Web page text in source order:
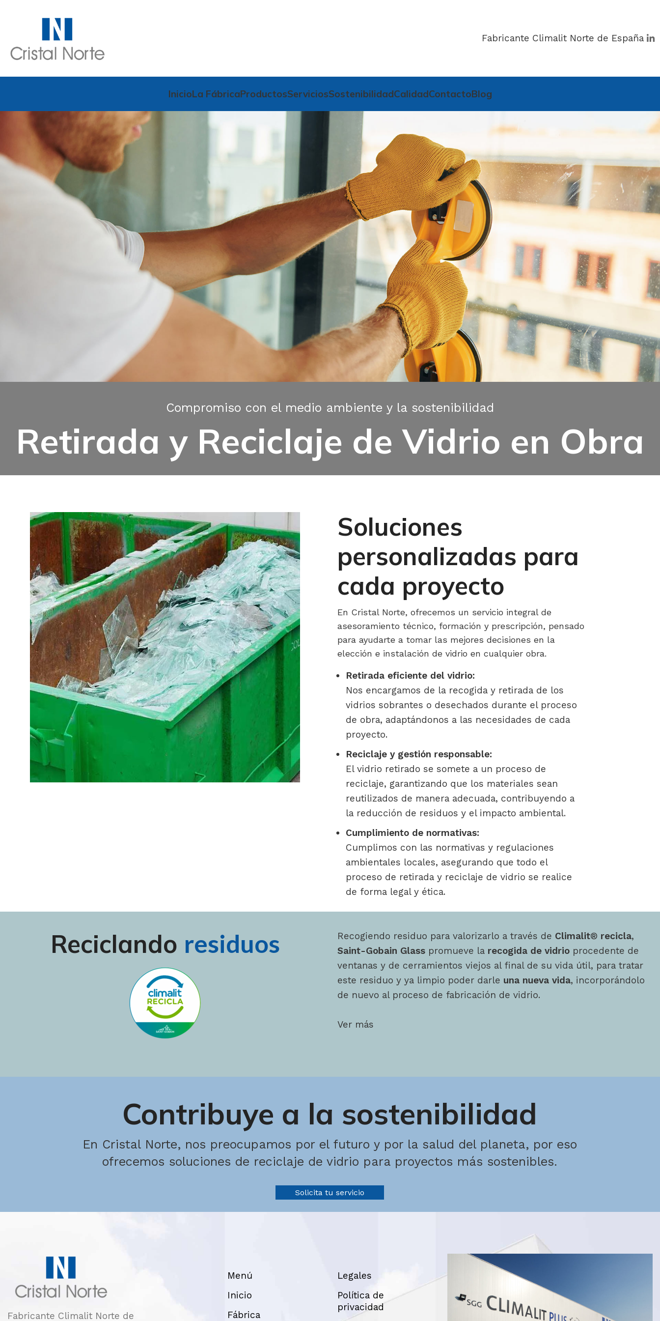
Fabricante Climalit Norte de España
InicioLa FábricaProductosServiciosSostenibilidadCalidadContactoBlog
Compromiso con el medio ambiente y la sostenibilidad
Retirada y Reciclaje de Vidrio en Obra
Soluciones
personalizadas para
cada proyecto
En Cristal Norte, ofrecemos un servicio integral de
asesoramiento técnico, formación y prescripción, pensado
para ayudarte a tomar las mejores decisiones en la
elección e instalación de vidrio en cualquier obra.
Retirada eficiente del vidrio:
Nos encargamos de la recogida y retirada de los
vidrios sobrantes o desechados durante el proceso
de obra, adaptándonos a las necesidades de cada
proyecto.
Reciclaje y gestión responsable:
El vidrio retirado se somete a un proceso de
reciclaje, garantizando que los materiales sean
reutilizados de manera adecuada, contribuyendo a
la reducción de residuos y el impacto ambiental.
Cumplimiento de normativas:
Cumplimos con las normativas y regulaciones
ambientales locales, asegurando que todo el
proceso de retirada y reciclaje de vidrio se realice
de forma legal y ética.
Reciclando residuos Recogiendo residuo para valorizarlo a través de Climalit® recicla,
Saint-Gobain Glass promueve la recogida de vidrio procedente de
ventanas y de cerramientos viejos al final de su vida útil, para tratar
este residuo y ya limpio poder darle una nueva vida, incorporándolo
de nuevo al proceso de fabricación de vidrio.
Ver más
Contribuye a la sostenibilidad
En Cristal Norte, nos preocupamos por el futuro y por la salud del planeta, por eso
ofrecemos soluciones de reciclaje de vidrio para proyectos más sostenibles.
Solicita tu servicio
Fabricante Climalit Norte de
Menú
Inicio
Fábrica
Legales
Política de
privacidad